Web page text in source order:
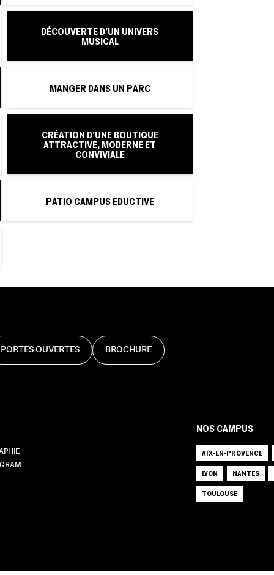
DÉCOUVERTE D'UN UNIVERS
MUSICAL
MANGER DANS UN PARC
CRÉATION D'UNE BOUTIQUE
ATTRACTIVE, MODERNE ET
CONVIVIALE
PATIO CAMPUS EDUCTIVE
PORTES OUVERTES BROCHURE
NOS CAMPUS
AIX-EN-PROVENCE
LYON
NANTES
TOULOUSE